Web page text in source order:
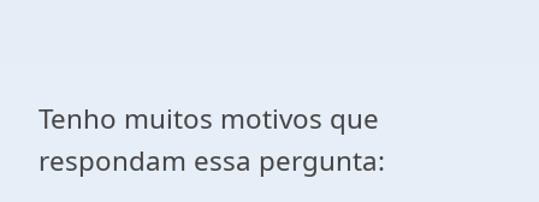
Tenho muitos motivos que
respondam essa pergunta: